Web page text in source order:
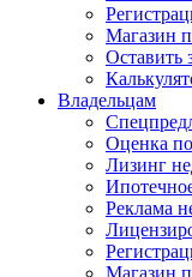
Магазин
Оставить
Владельцам
Оценка
Лизинг
Реклама
Магазин